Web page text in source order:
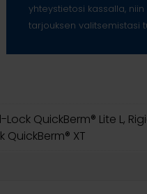
yhteystietosi kassalla,
tarjouksen valitsemistasi
QuickBerm® Lite L,
QuickBerm® XT